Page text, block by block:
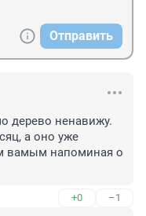
Отправить
дерево ненавижу.
а оно уже
вамым напоминая о
+0 –1